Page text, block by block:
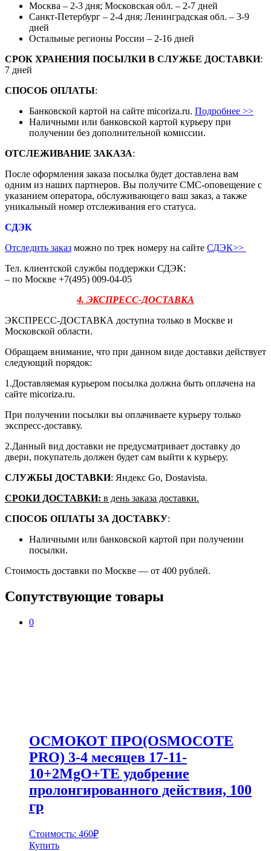
Москва – 2-3 дня; Московская обл. – 2-7 дней
Санкт-Петербург – 2-4 дня; Ленинградская обл. – 3-9
дней
Остальные регионы России – 2-16 дней
СРОК ХРАНЕНИЯ ПОСЫЛКИ В СЛУЖБЕ ДОСТАВКИ:
7 дней
СПОСОБ ОПЛАТЫ:
Банковской картой на сайте micoriza.ru. Подробнее >>
Наличными или банковской картой курьеру при
получении без дополнительной комиссии.
ОТСЛЕЖИВАНИЕ ЗАКАЗА:
После оформления заказа посылка будет доставлена вам
одним из наших партнеров. Вы получите СМС-оповещение с
указанием оператора, обслуживающего ваш заказ, а также
уникальный номер отслеживания его статуса.
СДЭК
Отследить заказ можно по трек номеру на сайте СДЭК>>
Тел. клиентской службы поддержки СДЭК:
– по Москве +7(495) 009-04-05
4. ЭКСПРЕСС-ДОСТАВКА
ЭКСПРЕСС-ДОСТАВКА доступна только в Москве и
Московской области.
Обращаем внимание, что при данном виде доставки действует
следующий порядок:
1.Доставляемая курьером посылка должна быть оплачена на
сайте micoriza.ru.
При получении посылки вы оплачиваете курьеру только
экспресс-доставку.
2.Данный вид доставки не предусматривает доставку до
двери, покупатель должен будет сам выйти к курьеру.
СЛУЖБЫ ДОСТАВКИ: Яндекс Go, Dostavista.
СРОКИ ДОСТАВКИ: в день заказа доставки.
СПОСОБ ОПЛАТЫ ЗА ДОСТАВКУ:
Наличными или банковской картой при получении
посылки.
Стоимость доставки по Москве — от 400 рублей.
Сопутствующие товары
0
ОСМОКОТ ПРО(OSMOCOTE
PRO) 3-4 месяцев 17-11-
10+2MgO+TE удобрение
пролонгированного действия, 100
гр
Стоимость: 460₽
Купить